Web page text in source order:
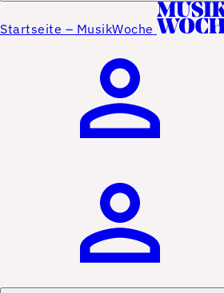
Startseite – MusikWoche